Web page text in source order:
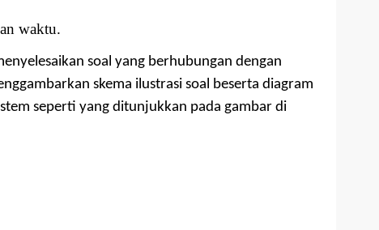
waktu.
soal yang berhubungan dengan
skema ilustrasi soal beserta diagram
seperti yang ditunjukkan pada gambar di